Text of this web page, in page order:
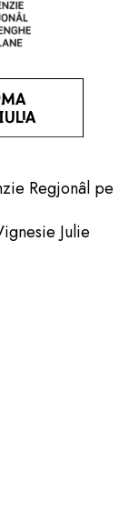
Regjonâl pe
Julie